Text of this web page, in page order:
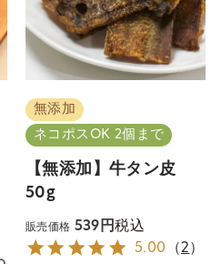
無添加
ネコポスOK 2個まで
【無添加】牛タン皮
50g
販売価格 539 税込
5.00 （2 ）